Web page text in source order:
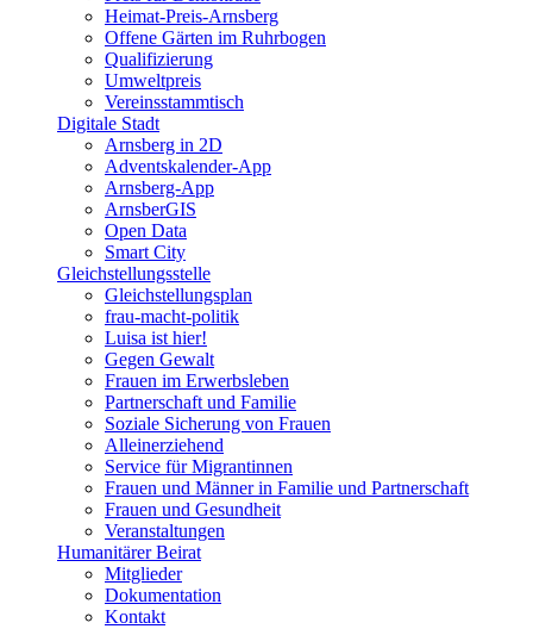
Heimat-Preis-Arnsberg
Offene Gärten im Ruhrbogen
Qualifizierung
Umweltpreis
Vereinsstammtisch
Digitale Stadt
Arnsberg in 2D
Adventskalender-App
Arnsberg-App
ArnsberGIS
Open Data
Smart City
Gleichstellungsstelle
Gleichstellungsplan
frau-macht-politik
Luisa ist hier!
Gegen Gewalt
Frauen im Erwerbsleben
Partnerschaft und Familie
Soziale Sicherung von Frauen
Alleinerziehend
Service für Migrantinnen
Frauen und Männer in Familie und Partnerschaft
Frauen und Gesundheit
Veranstaltungen
Humanitärer Beirat
Mitglieder
Dokumentation
Kontakt